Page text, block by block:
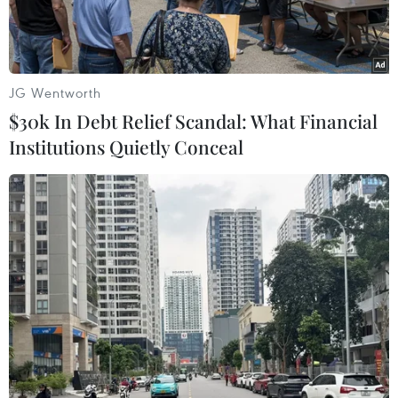
Ảnh minh họa. (Nguồn: AFP)
Theo tạp chí Molecular Ecology (Australia), một
nhóm nhà khoa học quốc tế vừa phát hiện loài
cá heo lưng gù (hay còn gọi là lưng bướu) mới
ngoài khơi phía Bắc Australia.
Các xét nghiệm di truyền cho thấy loài động vật
này chưa từng được giới khoa học biết đến.
JG Wentworth
$30k In Debt Relief Scandal: What Financial
Institutions Quietly Conceal